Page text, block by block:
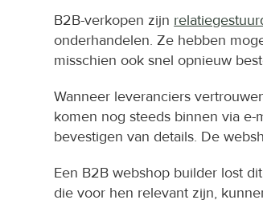
B2B-verkopen zijn
onderhandelen. Ze hebben
misschien ook snel opnieuw
Wanneer leveranciers
komen nog steeds binnen via
bevestigen van details. De
Een B2B webshop builder lost
die voor hen relevant zijn,